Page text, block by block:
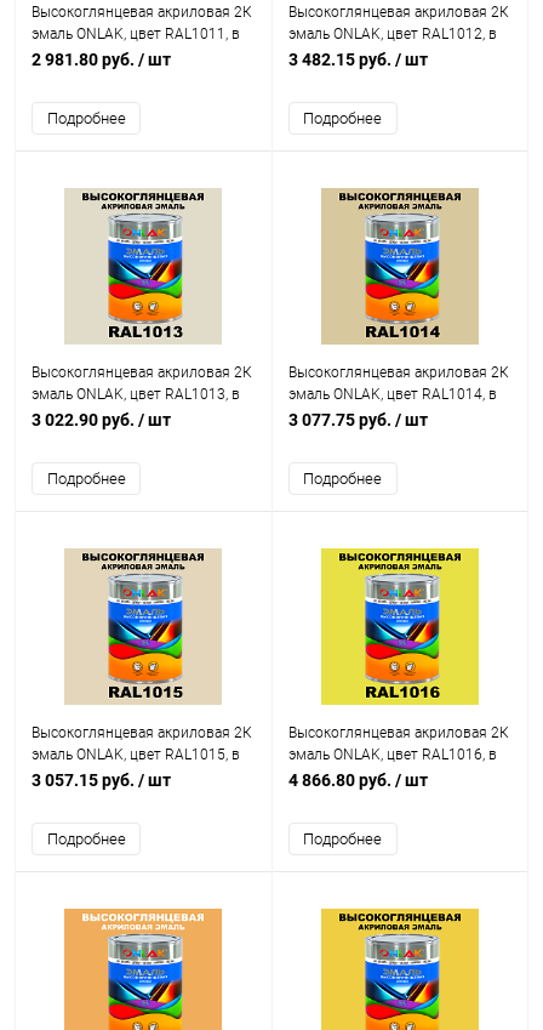
Высокоглянцевая акриловая 2К
эмаль ONLAK, цвет RAL1011, в
комплекте с отвердителем
2 981.80 руб. / шт
Подробнее
Высокоглянцевая акриловая 2К
эмаль ONLAK, цвет RAL1012, в
комплекте с отвердителем
3 482.15 руб. / шт
Подробнее
Высокоглянцевая акриловая 2К
эмаль ONLAK, цвет RAL1013, в
комплекте с отвердителем
3 022.90 руб. / шт
Подробнее
Высокоглянцевая акриловая 2К
эмаль ONLAK, цвет RAL1014, в
комплекте с отвердителем
3 077.75 руб. / шт
Подробнее
Высокоглянцевая акриловая 2К
эмаль ONLAK, цвет RAL1015, в
комплекте с отвердителем
3 057.15 руб. / шт
Подробнее
Высокоглянцевая акриловая 2К
эмаль ONLAK, цвет RAL1016, в
комплекте с отвердителем
4 866.80 руб. / шт
Подробнее